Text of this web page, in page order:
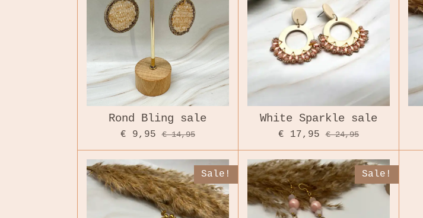
Rond Bling sale
€ 9,95 € 14,95
White Sparkle sale
€ 17,95 € 24,95
Sale! Sale!